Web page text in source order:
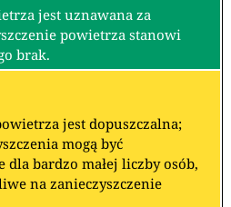
jest uznawana za
powietrza stanowi
brak.
jest dopuszczalna;
mogą być
bardzo małej liczby osób,
na zanieczyszczenie